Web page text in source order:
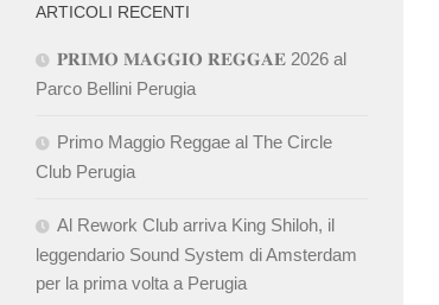
ARTICOLI RECENTI
𝐏𝐑𝐈𝐌𝐎 𝐌𝐀𝐆𝐆𝐈𝐎 𝐑𝐄𝐆𝐆𝐀𝐄 2026 al
Parco Bellini Perugia
Primo Maggio Reggae al The Circle
Club Perugia
Al Rework Club arriva King Shiloh, il
leggendario Sound System di Amsterdam
per la prima volta a Perugia